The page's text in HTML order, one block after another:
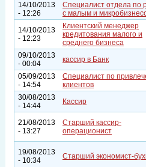
14/10/2013
- 12:26
Специалист отдела по
с малым и
14/10/2013
- 12:23
Клиентский менеджер
кредитования малого и
среднего бизнеса
09/10/2013
- 00:04
кассир в Банк
05/09/2013
- 14:54
Cпециалист по
клиентов
30/08/2013
- 14:44
Кассир
21/08/2013
- 13:27
Старший кассир-
операционист
19/08/2013
- 10:34
Старший экономист-